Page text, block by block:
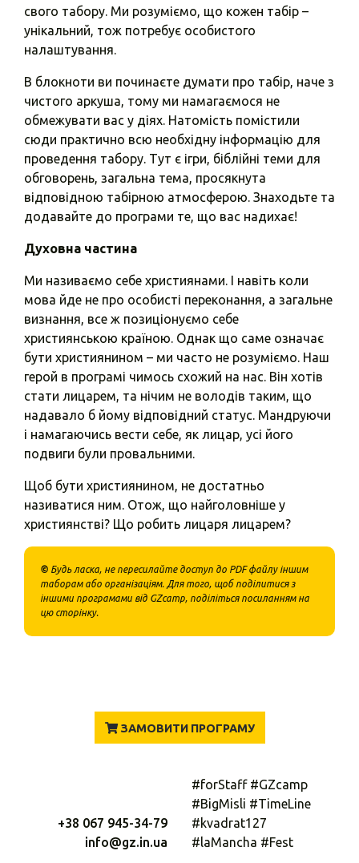
свого табору. Ми розуміємо, що кожен табір –
унікальний, тож потребує особистого
налаштування.
В блокноти ви починаєте думати про табір, наче з
чистого аркуша, тому ми намагаємося не
обмежувати вас у діях. Натомість помістили
сюди практично всю необхідну інформацію для
проведення табору. Тут є ігри, біблійні теми для
обговорень, загальна тема, просякнута
відповідною табірною атмосферою. Знаходьте та
додавайте до програми те, що вас надихає!
Духовна частина
Ми називаємо себе християнами. І навіть коли
мова йде не про особисті переконання, а загальне
визнання, все ж позиціонуємо себе
християнською країною. Однак що саме означає
бути християнином – ми часто не розуміємо. Наш
герой в програмі чимось схожий на нас. Він хотів
стати лицарем, та нічим не володів таким, що
надавало б йому відповідний статус. Мандруючи
і намагаючись вести себе, як лицар, усі його
подвиги були провальними.
Щоб бути християнином, не достатньо
називатися ним. Отож, що найголовніше у
християнстві? Що робить лицаря лицарем?
© Будь ласка, не пересилайте доступ до PDF файлу іншим
таборам або організаціям. Для того, щоб поділитися з
іншими програмами від GZcamp, поділіться посиланням на
цю сторінку.
ЗАМОВИТИ ПРОГРАМУ
+38 067 945-34-79
info@gz.in.ua
#forStaff #GZcamp
#BigMisli #TimeLine
#kvadrat127
#laMancha #Fest